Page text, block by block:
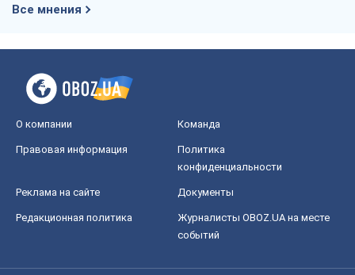
Все мнения
О компании Команда
Правовая информация
Политика
конфиденциальности
Реклама на сайте Документы
Редакционная политика
Журналисты OBOZ.UA на месте
событий